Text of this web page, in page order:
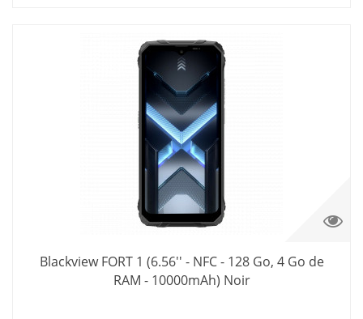
Blackview FORT 1 (6.56'' - NFC - 128 Go, 4 Go de
RAM - 10000mAh) Noir